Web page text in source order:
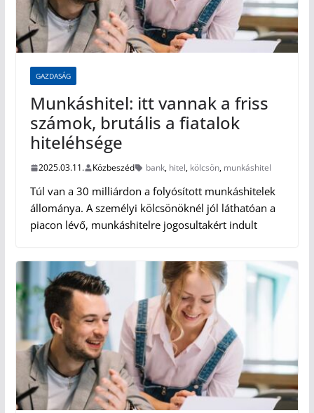
GAZDASÁG
Munkáshitel: itt vannak a friss
számok, brutális a fiatalok
hiteléhsége
2025.03.11. Közbeszéd bank, hitel, kölcsön, munkáshitel
Túl van a 30 milliárdon a folyósított munkáshitelek
állománya. A személyi kölcsönöknél jól láthatóan a
piacon lévő, munkáshitelre jogosultakért indult